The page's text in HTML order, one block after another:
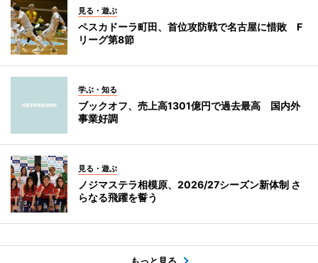
見る・遊ぶ
ペスカドーラ町田、首位攻防戦で名古屋に惜敗 F
リーグ第8節
学ぶ・知る
ブックオフ、売上高1301億円で過去最高 国内外
事業好調
見る・遊ぶ
ノジマステラ相模原、2026/27シーズン新体制 さ
らなる飛躍を誓う